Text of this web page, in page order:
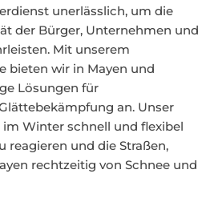
unerlässlich, um die
der Bürger, Unternehmen und
Mit unserem
bieten wir in Mayen und
Lösungen für
an. Unser
Winter schnell und flexibel
reagieren und die Straßen,
rechtzeitig von Schnee und